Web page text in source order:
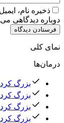
ذخیره نام،
دوباره دیدگاهی
فرستادن دیدگاه
نمای کلی
درمان‌ها
بزرگ
بزرگ
بزرگ
بزرگ